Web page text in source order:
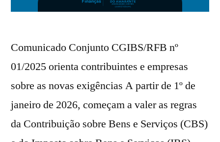
Comunicado Conjunto CGIBS/RFB nº
01/2025 orienta contribuintes e empresas
sobre as novas exigências A partir de 1º de
janeiro de 2026, começam a valer as regras
da Contribuição sobre Bens e Serviços (CBS)